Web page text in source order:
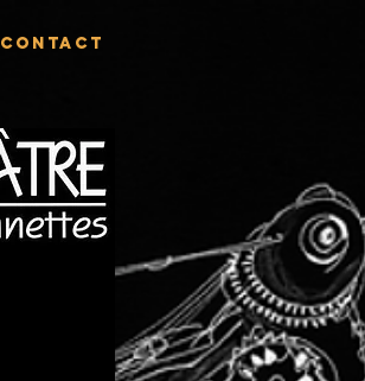
CONTACT